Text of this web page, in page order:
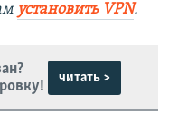
установить VPN.
читать >